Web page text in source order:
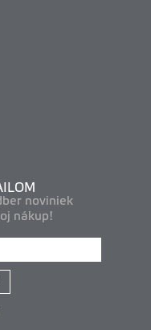
noviniek
nákup!